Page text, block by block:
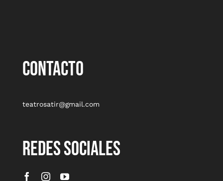
CONTACTO
teatrosatir@gmail.com
REDES SOCIALES